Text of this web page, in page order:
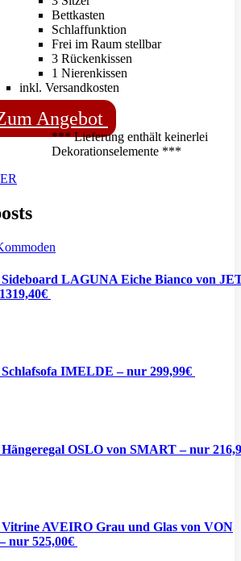
Bettkasten
Schlaffunktion
Frei im Raum stellbar
3 Rückenkissen
1 Nierenkissen
inkl. Versandkosten
Angebot
*** Lieferung enthält keinerlei
Dekorationselemente ***
Sideboard LAGUNA Eiche Bianco von
IMELDE – nur 299,99€
OSLO von SMART – nur
Vitrine AVEIRO Grau und Glas von VON
nur 525,00€